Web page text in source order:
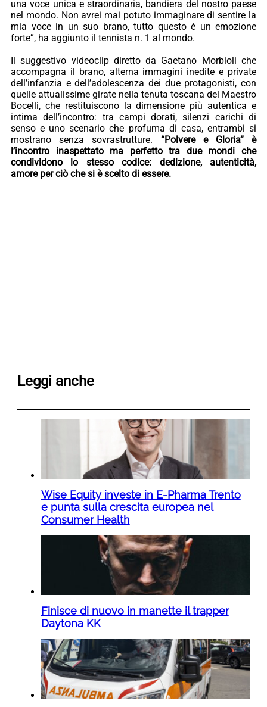
una voce unica e straordinaria, bandiera del nostro paese
nel mondo. Non avrei mai potuto immaginare di sentire la
mia voce in un suo brano, tutto questo è un emozione
forte”, ha aggiunto il tennista n. 1 al mondo.
Il suggestivo videoclip diretto da Gaetano Morbioli che
accompagna il brano, alterna immagini inedite e private
dell’infanzia e dell’adolescenza dei due protagonisti, con
quelle attualissime girate nella tenuta toscana del Maestro
Bocelli, che restituiscono la dimensione più autentica e
intima dell’incontro: tra campi dorati, silenzi carichi di
senso e uno scenario che profuma di casa, entrambi si
mostrano senza sovrastrutture. “Polvere e Gloria” è
l’incontro inaspettato ma perfetto tra due mondi che
condividono lo stesso codice: dedizione, autenticità,
amore per ciò che si è scelto di essere.
Leggi anche
Wise Equity investe in E-Pharma Trento
e punta sulla crescita europea nel
Consumer Health
Finisce di nuovo in manette il trapper
Daytona KK